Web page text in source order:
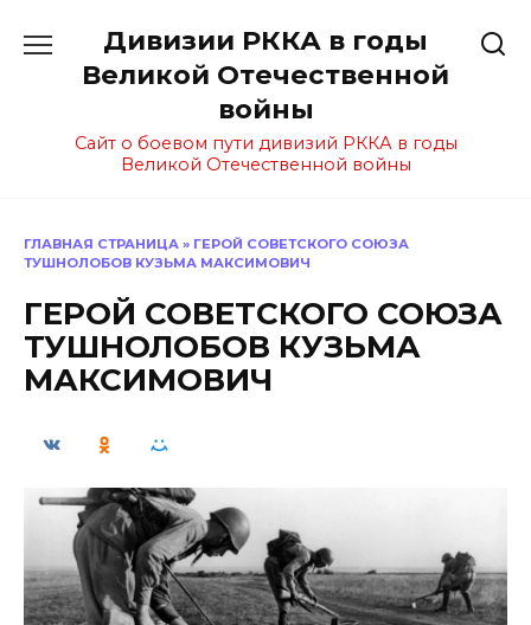
содержанию
Дивизии РККА в годы
Великой Отечественной
войны
Сайт о боевом пути дивизий РККА в годы
Великой Отечественной войны
ГЛАВНАЯ СТРАНИЦА » ГЕРОЙ СОВЕТСКОГО СОЮЗА
ТУШНОЛОБОВ КУЗЬМА МАКСИМОВИЧ
ГЕРОЙ СОВЕТСКОГО СОЮЗА
ТУШНОЛОБОВ КУЗЬМА
МАКСИМОВИЧ